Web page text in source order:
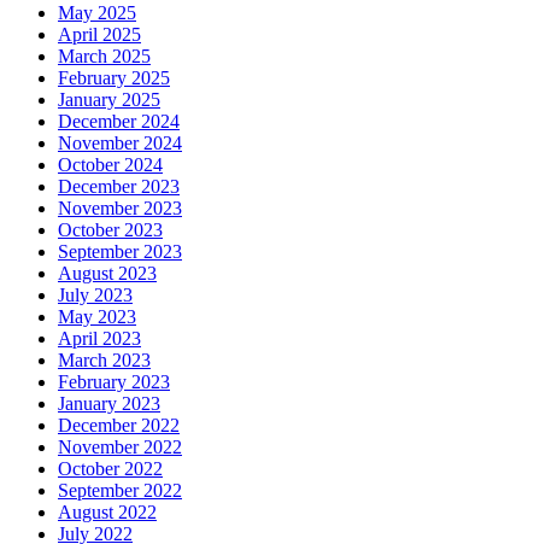
May 2025
April 2025
March 2025
February 2025
January 2025
December 2024
November 2024
October 2024
December 2023
November 2023
October 2023
September 2023
August 2023
July 2023
May 2023
April 2023
March 2023
February 2023
January 2023
December 2022
November 2022
October 2022
September 2022
August 2022
July 2022